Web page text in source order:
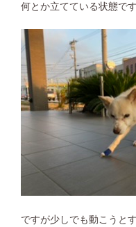
何とか立てている状態です
ですが少しでも動こうと